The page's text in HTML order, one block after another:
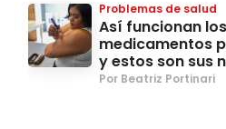
Problemas de salud
Así funcionan
medicamentos
y estos son sus
Por Beatriz Portinari